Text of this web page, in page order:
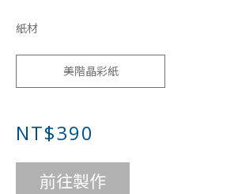
紙材
美階晶彩紙
NT$390
前往製作